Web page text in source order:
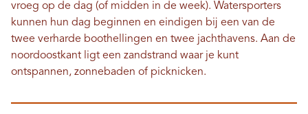
vroeg op de dag (of midden in de week). Watersporters
kunnen hun dag beginnen en eindigen bij een van de
twee verharde boothellingen en twee jachthavens. Aan de
noordoostkant ligt een zandstrand waar je kunt
ontspannen, zonnebaden of picknicken.